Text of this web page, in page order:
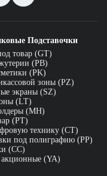
Подставочки
товар (GT)
(PB)
(PK)
зоны (PZ)
экраны (SZ)
(LT)
(MH)
(PT)
технику (CT)
под полиграфию (PP)
(СС)
(YA)